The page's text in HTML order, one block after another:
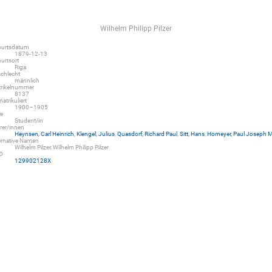
Wilhelm Philipp Pilzer
1879-12-13
Riga
männlich
8137
1900–1905
Student/in
innen
Heynsen, Carl Heinrich Klengel, Julius, Quasdorf, Richard Paul Sitt, Hans, Homeyer, Paul Joseph
Namen
Wilhelm Pilzer, Wilhelm Philipp Pilzer
129902128X